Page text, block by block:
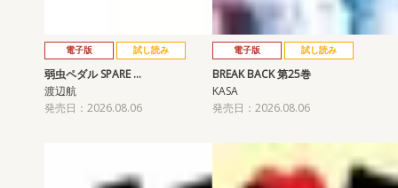
電子版 試し読み
弱虫ペダル SPARE …
渡辺航
発売日：2026.08.06
電子版 試し読み
BREAK BACK 第25巻
KASA
発売日：2026.08.06